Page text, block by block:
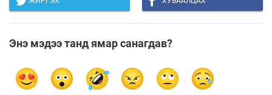
Энэ мэдээ танд ямар санагдав?